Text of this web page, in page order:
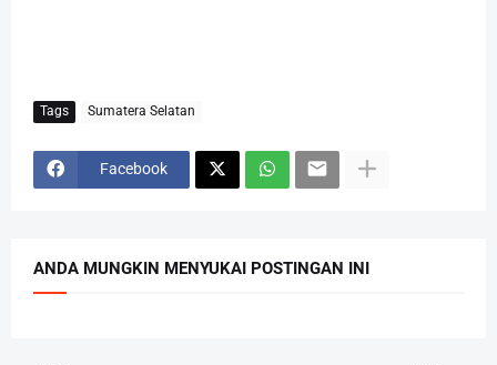
Tags Sumatera Selatan
Facebook
ANDA MUNGKIN MENYUKAI POSTINGAN INI